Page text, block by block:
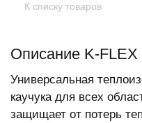
К списку товаров
Описание K-FLEX
Универсальная
каучука для всех
защищает от потерь